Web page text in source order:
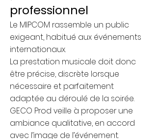
professionnel
Le MIPCOM rassemble un public
exigeant, habitué aux événements
internationaux.
La prestation musicale doit donc
être précise, discrète lorsque
nécessaire et parfaitement
adaptée au déroulé de la soirée.
GECO Prod veille à proposer une
ambiance qualitative, en accord
avec l’image de l’événement.